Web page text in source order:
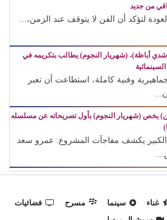
من جديد
لتؤكد أن الفن لا يتوقف عند الزمن،...
أباظة)، (شهريار النجوم) يطالب بتكريمه في
وفنية كاملة، استطاعت أن تعبر
يخص (شهريار النجوم) بأول تصريحاته عن مسلسله
يكشف مفاجآت المشروع: عمرو سعد
غناء سينما مسرح
فضائيات